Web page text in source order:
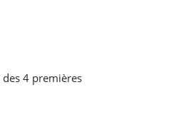
4 premières